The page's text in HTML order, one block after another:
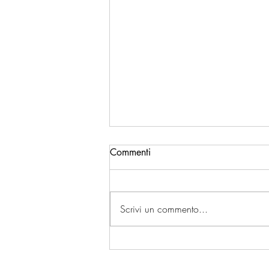
Commenti
Scrivi un commento...